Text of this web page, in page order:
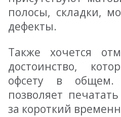
полосы, складки,
дефекты.
Также хочется
достоинство,
офсету в общем.
позволяет
за короткий